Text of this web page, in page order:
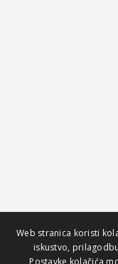
Web stranica koristi
iskustvo,
Postavke kolačića